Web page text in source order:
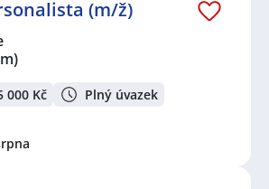
(m/ž)
000 Kč Plný úvazek